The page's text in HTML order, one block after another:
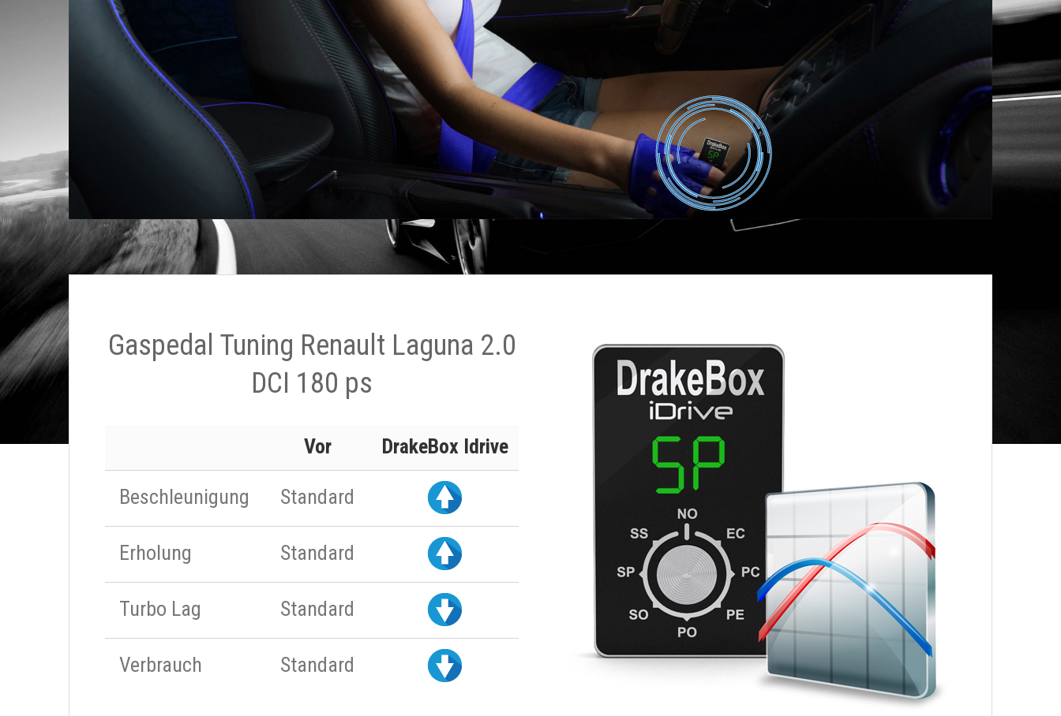
Gaspedal Tuning Renault Laguna 2.0
DCI 180 ps
Vor DrakeBox Idrive
Beschleunigung Standard
Erholung Standard
Turbo Lag Standard
Verbrauch Standard